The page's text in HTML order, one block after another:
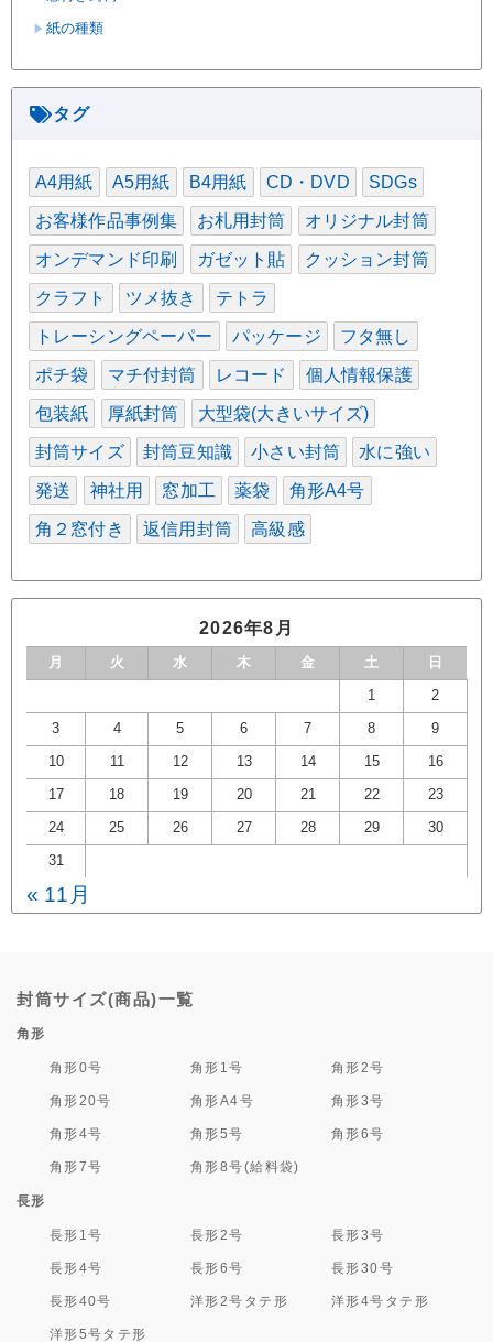
紙の種類
タグ
A4用紙 A5用紙 B4用紙 CD・DVD SDGs
お客様作品事例集 お札用封筒 オリジナル封筒
オンデマンド印刷 ガゼット貼 クッション封筒
クラフト ツメ抜き テトラ
トレーシングペーパー パッケージ フタ無し
ポチ袋 マチ付封筒 レコード 個人情報保護
包装紙 厚紙封筒 大型袋(大きいサイズ)
封筒サイズ 封筒豆知識 小さい封筒 水に強い
発送 神社用 窓加工 薬袋 角形A4号
角２窓付き 返信用封筒 高級感
2026年8月
月 火 水 木 金 土 日
1 2
3 4 5 6 7 8 9
10 11 12 13 14 15 16
17 18 19 20 21 22 23
24 25 26 27 28 29 30
31
« 11月
封筒サイズ(商品)一覧
角形
角形0号 角形1号 角形2号
角形20号 角形A4号 角形3号
角形4号 角形5号 角形6号
角形7号 角形8号(給料袋)
長形
長形1号 長形2号 長形3号
長形4号 長形6号 長形30号
長形40号 洋形2号タテ形 洋形4号タテ形
洋形5号タテ形